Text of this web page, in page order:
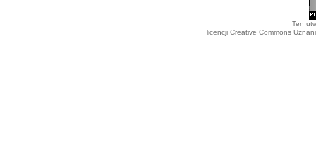
Ten
licencji Creative Commons